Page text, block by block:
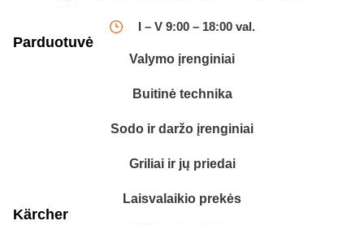
I – V 9:00 – 18:00 val.
Parduotuvė
Valymo įrenginiai
Buitinė technika
Sodo ir daržo įrenginiai
Griliai ir jų priedai
Laisvalaikio prekės
Kärcher